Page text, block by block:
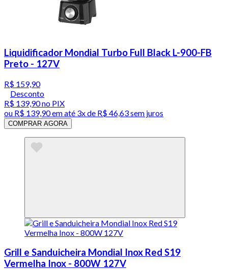
Liquidificador Mondial Turbo Full Black L-900-FB
Preto - 127V
R$ 159,90
Desconto
R$ 139,90no PIX
ou R$ 139,90em até 3x de R$ 46,63 sem juros
COMPRAR AGORA
Grill e Sanduicheira Mondial Inox Red S19
Vermelha Inox - 800W 127V